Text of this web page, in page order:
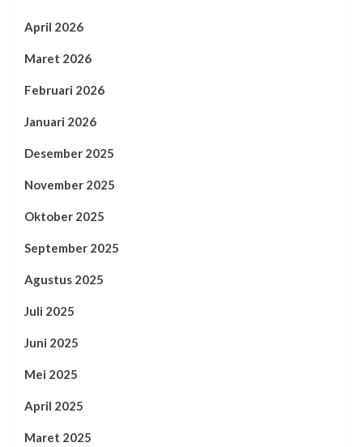
April 2026
Maret 2026
Februari 2026
Januari 2026
Desember 2025
November 2025
Oktober 2025
September 2025
Agustus 2025
Juli 2025
Juni 2025
Mei 2025
April 2025
Maret 2025